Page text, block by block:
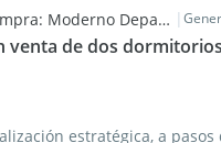
Oportunidad de Compra: Moderno Departamento en Venta en el Centro de Rosario |
venta de dos dormitorios
estratégica, a pasos